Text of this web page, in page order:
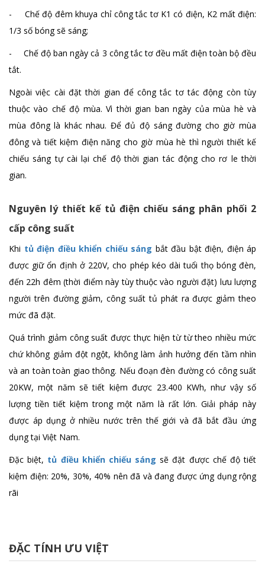
- Chế độ đêm khuya chỉ công tắc tơ K1 có điện, K2 mất điện:
1/3 số bóng sẽ sáng;
- Chế độ ban ngày cả 3 công tắc tơ đều mất điện toàn bộ đều
tắt.
Ngoài việc cài đặt thời gian để công tắc tơ tác động còn tùy
thuộc vào chế độ mùa. Vì thời gian ban ngày của mùa hè và
mùa đông là khác nhau. Để đủ độ sáng đường cho giờ mùa
đông và tiết kiệm điện năng cho giờ mùa hè thì người thiết kế
chiếu sáng tự cài lại chế độ thời gian tác động cho rơ le thời
gian.
Nguyên lý thiết kế tủ điện chiếu sáng phân phối 2
cấp công suất
Khi tủ điện điều khiển chiếu sáng bắt đầu bật điện, điện áp
được giữ ổn định ở 220V, cho phép kéo dài tuổi thọ bóng đèn,
đến 22h đêm (thời điểm này tùy thuộc vào người đặt) lưu lượng
người trên đường giảm, công suất tủ phát ra được giảm theo
mức đã đặt.
Quá trình giảm công suất được thực hiện từ từ theo nhiều mức
chứ không giảm đột ngột, không làm ảnh hưởng đến tầm nhìn
và an toàn toàn giao thông. Nếu đoạn đèn đường có công suất
20KW, một năm sẽ tiết kiệm được 23.400 KWh, như vậy số
lượng tiền tiết kiệm trong một năm là rất lớn. Giải pháp này
được áp dụng ở nhiều nước trên thế giới và đã bắt đầu ứng
dụng tại Việt Nam.
Đặc biệt, tủ điều khiển chiếu sáng sẽ đặt được chế độ tiết
kiệm điện: 20%, 30%, 40% nên đã và đang được ứng dụng rộng
rãi
ĐẶC TÍNH ƯU VIỆT